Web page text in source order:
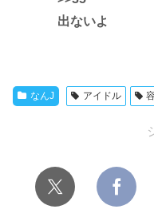
出ないよ
なんJ アイドル